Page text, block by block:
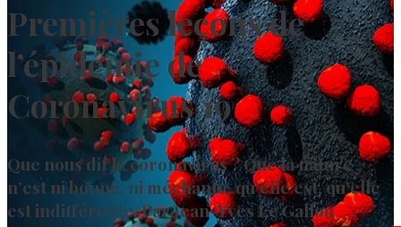
Premières leçons de
l’épidémie de
Coronavirus 19
Que nous dit le coronavirus ? Que la nature
n’est ni bonne, ni méchante, qu’elle est, qu'elle
est indifférente. Par Jean-Yves Le Gallou